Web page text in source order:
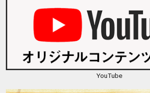
YouTube